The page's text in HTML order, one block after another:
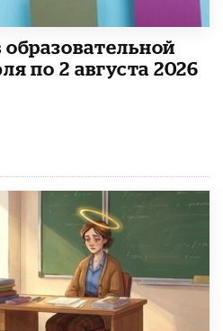
по 2 августа 2026